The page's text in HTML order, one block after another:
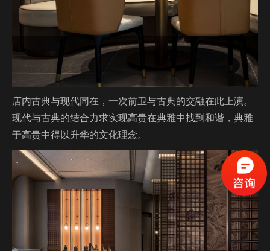
店内古典与现代同在，一次前卫与古典的交融在此上演。
现代与古典的结合力求实现高贵在典雅中找到和谐，典雅
于高贵中得以升华的文化理念。